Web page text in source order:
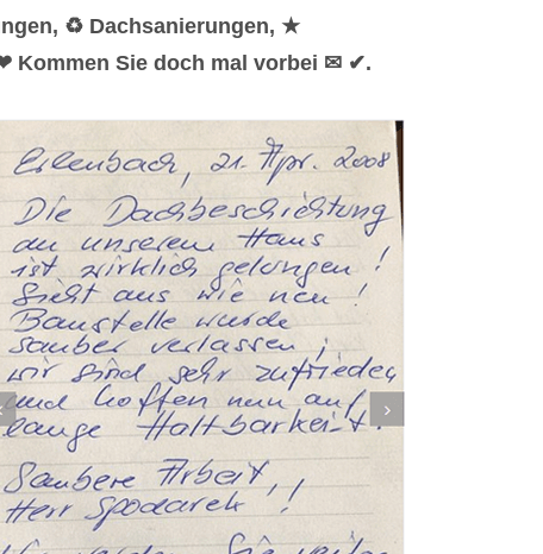
♻ Dachsanierungen, ★
Kommen Sie doch mal vorbei ✉ ✔.